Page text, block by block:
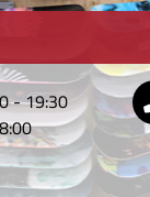
- 19:30